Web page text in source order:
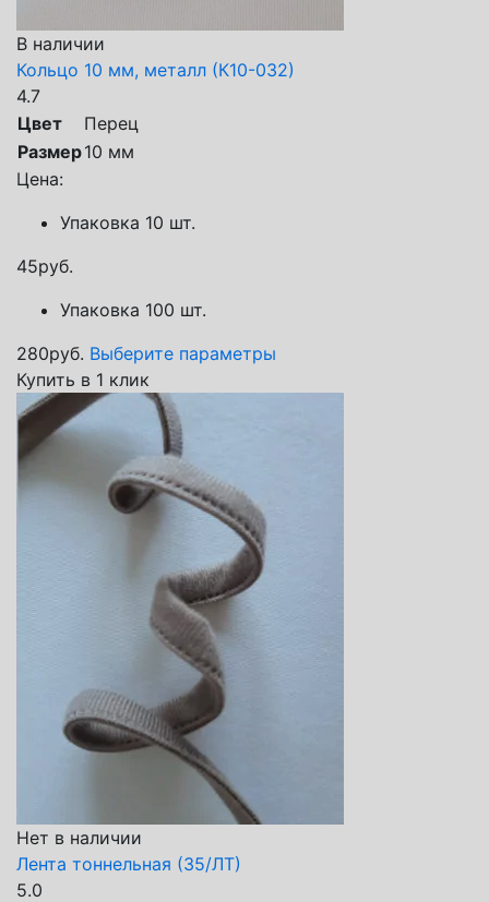
В наличии
Кольцо 10 мм, металл (К10-032)
4.7
Цвет
Перец
Размер10 мм
Цена:
Упаковка 10 шт.
45руб.
Упаковка 100 шт.
280руб. Выберите параметры
Купить в 1 клик
Нет в наличии
Лента тоннельная (35/ЛТ)
5.0